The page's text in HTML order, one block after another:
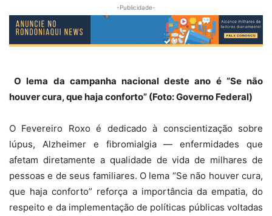
-Publicidade-
O lema da campanha nacional deste ano é “Se não
houver cura, que haja conforto” (Foto: Governo Federal)
O Fevereiro Roxo é dedicado à conscientização sobre
lúpus, Alzheimer e fibromialgia — enfermidades que
afetam diretamente a qualidade de vida de milhares de
pessoas e de seus familiares. O lema “Se não houver cura,
que haja conforto” reforça a importância da empatia, do
respeito e da implementação de políticas públicas voltadas